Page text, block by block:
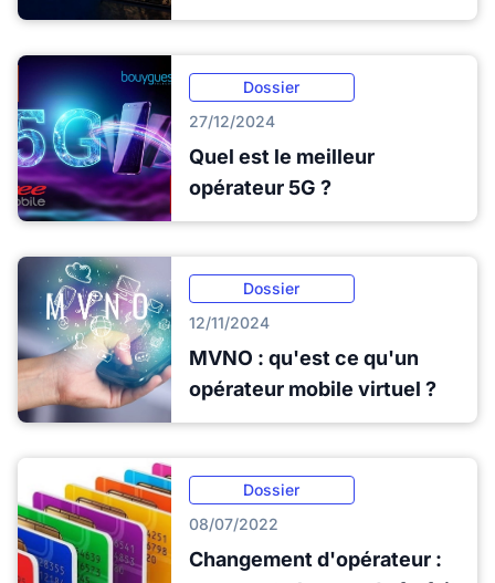
Dossier
27/12/2024
Quel est le meilleur
opérateur 5G ?
Dossier
12/11/2024
MVNO : qu'est ce qu'un
opérateur mobile virtuel ?
Dossier
08/07/2022
Changement d'opérateur :